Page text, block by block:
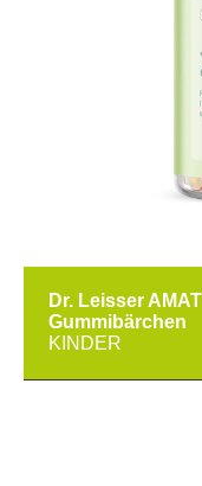
Dr. Leisser
Gummibärchen
KINDER